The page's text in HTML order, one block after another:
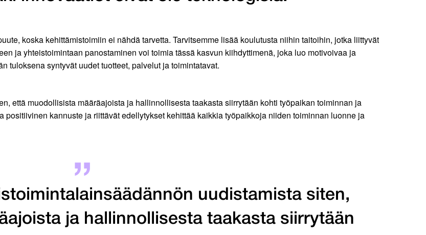
koska kehittämistoimiin ei nähdä tarvetta. Tarvitsemme lisää koulutusta niihin taitoihin, jotka liittyvät
ja yhteistoimintaan panostaminen voi toimia tässä kasvun kiihdyttimenä, joka luo motivoivaa ja
tuloksena syntyvät uudet tuotteet, palvelut ja toimintatavat.
että muodollisista määräajoista ja hallinnollisesta taakasta siirrytään kohti työpaikan toiminnan ja
kannuste ja riittävät edellytykset kehittää kaikkia työpaikkoja niiden toiminnan luonne ja
uudistamista siten,
ja hallinnollisesta taakasta siirrytään